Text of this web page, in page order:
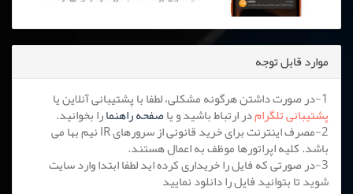
موارد قابل توجه
1-در صورت داشتن هرگونه مشکلی، لطفا با پشتیبانی آنلاین یا
پشتیبانی تلگرامدر ارتباط باشید و یاصفحه راهنمارا بخوانید.
2-مصرف اینترنت برای خرید قانونی از سرورهای IR نیم بها می
باشد. کلیه اپراتورها موظف به اعمال هستند.
3-در صورتی که فایل را خریداری کرده اید لطفا ابتدا وارد سایت
شوید تا بتوانید فایل را دانلود نمایید